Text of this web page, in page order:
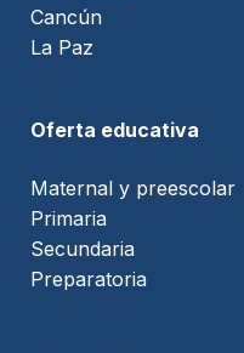
Cancún
La Paz
Oferta educativa
Maternal y preescolar
Primaria
Secundaria
Preparatoria